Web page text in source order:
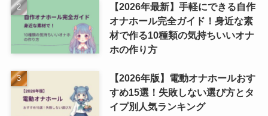
【2026年最新】手軽にできる自作
オナホール完全ガイド！身近な素
材で作る10種類の気持ちいいオナ
ホの作り方
【2026年版】電動オナホールおす
すめ15選！失敗しない選び方とタ
イプ別人気ランキング